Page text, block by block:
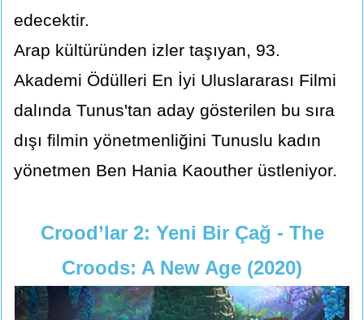
edecektir.
Arap kültüründen izler taşıyan, 93.
Akademi Ödülleri En İyi Uluslararası Filmi
dalında Tunus'tan aday gösterilen bu sıra
dışı filmin yönetmenliğini Tunuslu kadın
yönetmen Ben Hania Kaouther üstleniyor.
Crood’lar 2: Yeni Bir Çağ - The
Croods: A New Age (2020)